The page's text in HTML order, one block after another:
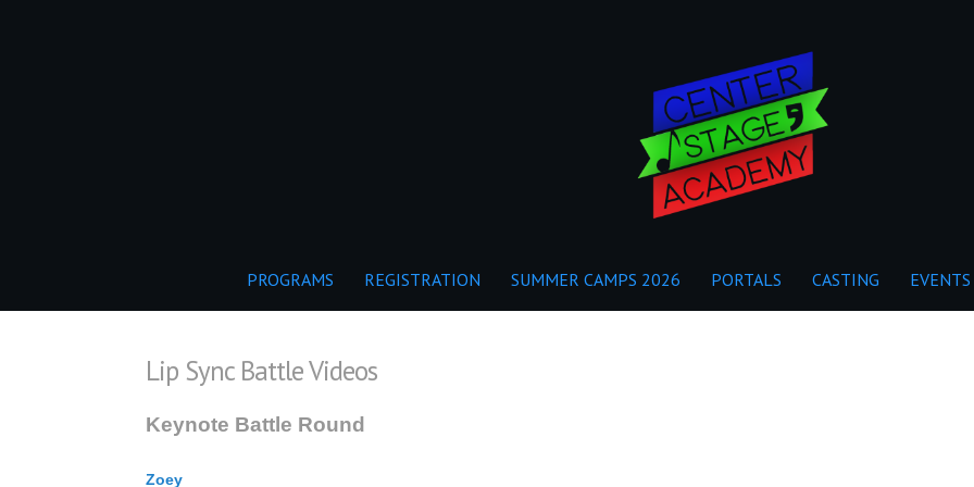
PROGRAMS REGISTRATION SUMMER CAMPS 2026 PORTALS CASTING EVENTS
Lip Sync Battle Videos
Keynote Battle Round
Zoey